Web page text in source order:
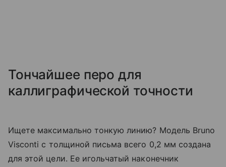
Тончайшее перо для
каллиграфической точности
Ищете максимально тонкую линию? Модель Bruno
Visconti с толщиной письма всего 0,2 мм создана
для этой цели. Ее игольчатый наконечник